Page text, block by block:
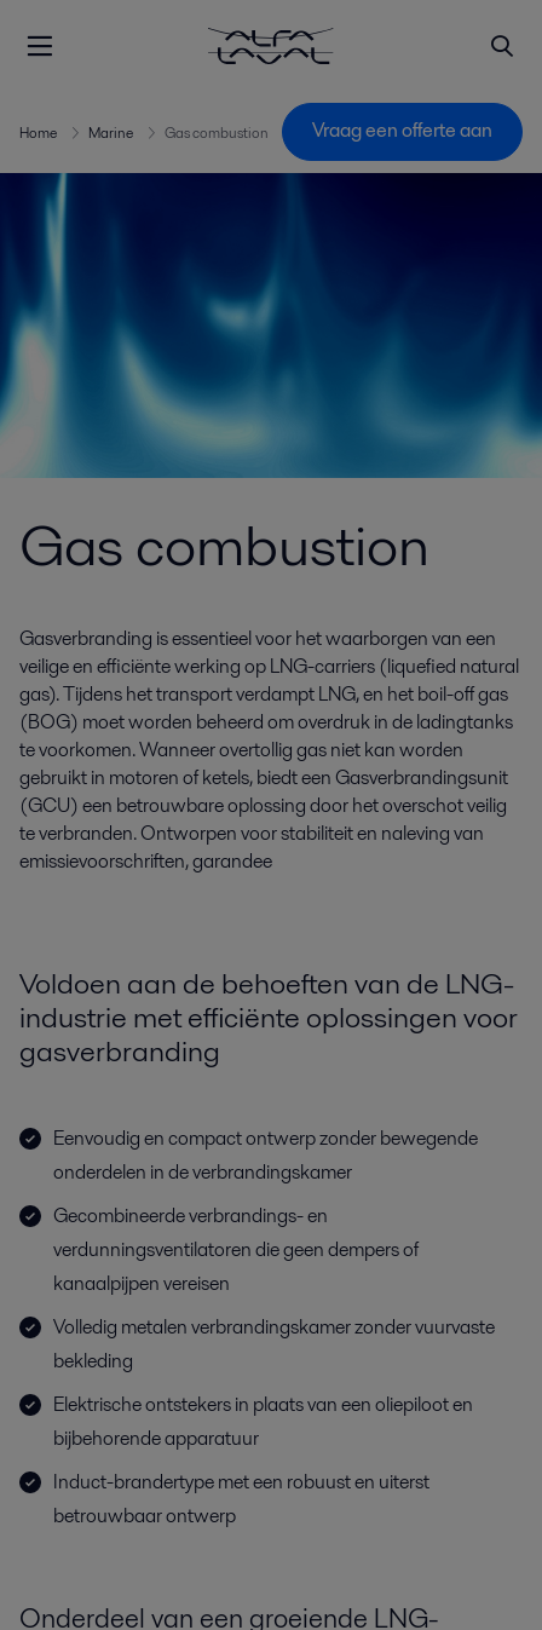
Home Marine Gas combustion Vraag een offerte aan
Gas combustion
Gasverbranding is essentieel voor het waarborgen van een
veilige en efficiënte werking op LNG-carriers (liquefied natural
gas). Tijdens het transport verdampt LNG, en het boil-off gas
(BOG) moet worden beheerd om overdruk in de ladingtanks
te voorkomen. Wanneer overtollig gas niet kan worden
gebruikt in motoren of ketels, biedt een Gasverbrandingsunit
(GCU) een betrouwbare oplossing door het overschot veilig
te verbranden. Ontworpen voor stabiliteit en naleving van
emissievoorschriften, garandee
Voldoen aan de behoeften van de LNG-
industrie met efficiënte oplossingen voor
gasverbranding
Eenvoudig en compact ontwerp zonder bewegende
onderdelen in de verbrandingskamer
Gecombineerde verbrandings- en
verdunningsventilatoren die geen dempers of
kanaalpijpen vereisen
Volledig metalen verbrandingskamer zonder vuurvaste
bekleding
Elektrische ontstekers in plaats van een oliepiloot en
bijbehorende apparatuur
Induct-brandertype met een robuust en uiterst
betrouwbaar ontwerp
Onderdeel van een groeiende LNG-